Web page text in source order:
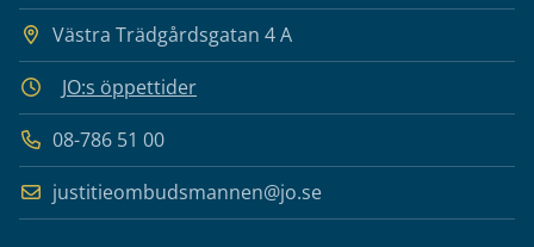
Västra Trädgårdsgatan 4 A
JO:s öppettider
08-786 51 00
justitieombudsmannen@jo.se